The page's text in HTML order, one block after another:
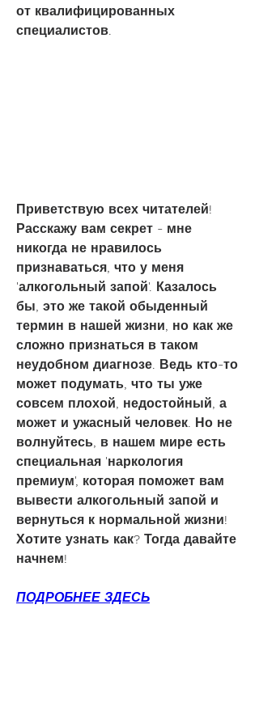
от квалифицированных
специалистов.
Приветствую всех читателей!
Расскажу вам секрет - мне
никогда не нравилось
признаваться, что у меня
'алкогольный запой'. Казалось
бы, это же такой обыденный
термин в нашей жизни, но как же
сложно признаться в таком
неудобном диагнозе. Ведь кто-то
может подумать, что ты уже
совсем плохой, недостойный, а
может и ужасный человек. Но не
волнуйтесь, в нашем мире есть
специальная 'наркология
премиум', которая поможет вам
вывести алкогольный запой и
вернуться к нормальной жизни!
Хотите узнать как? Тогда давайте
начнем!
ПОДРОБНЕЕ ЗДЕСЬ